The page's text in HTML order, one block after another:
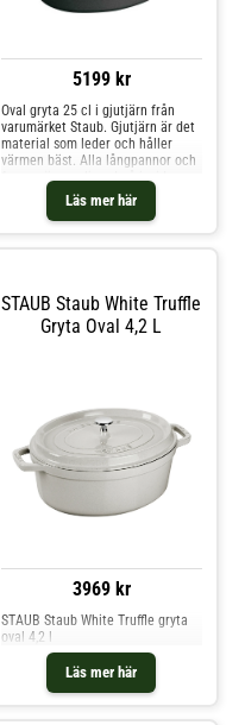
5199 kr
Läs mer här
Oval gryta 25 cl i gjutjärn från
varumärket Staub. Gjutjärn är det
material som leder och håller
värmen bäst. Alla långpannor och
och utsidan. Locken är helt täta
och försluter ångan väl.
Mässingknoppen på locken tål upp
men handdisk är att
rekommendera. Shoppa Grytor
och mer Pannor & Kokkärl hos
STAUB Staub White Truffle
Gryta Oval 4,2 L
3969 kr
Läs mer här
STAUB Staub White Truffle gryta
oval 4,2 l